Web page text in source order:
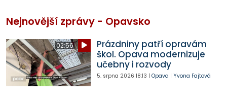
Nejnovější zprávy - Opavsko
02:56
Prázdniny patří opravám
škol. Opava modernizuje
učebny i rozvody
5. srpna 2026 18:13 | Opava | Yvona Fajtová